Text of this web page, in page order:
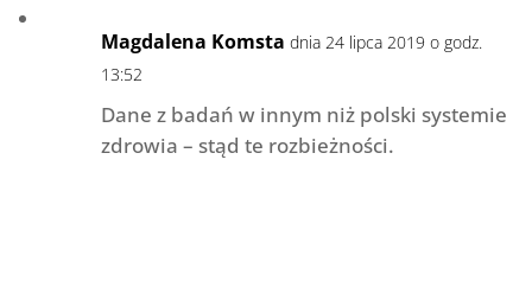
Magdalena Komsta dnia 24 lipca 2019 o godz.
13:52
Dane z badań w innym niż polski systemie
zdrowia – stąd te rozbieżności.